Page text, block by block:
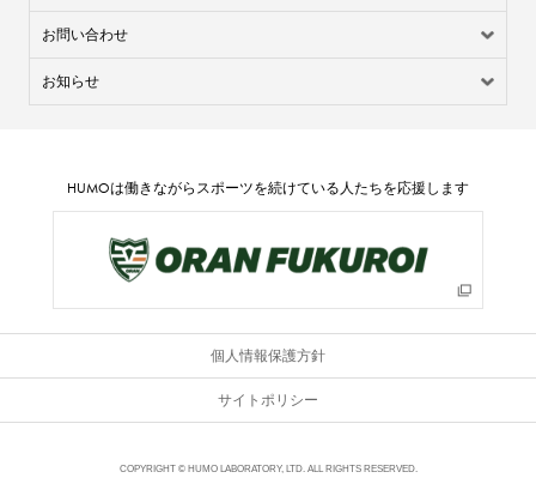
お問い合わせ
お知らせ
HUMOは働きながらスポーツを続けている人たちを応援します
個人情報保護方針
サイトポリシー
COPYRIGHT © HUMO LABORATORY, LTD. ALL RIGHTS RESERVED.